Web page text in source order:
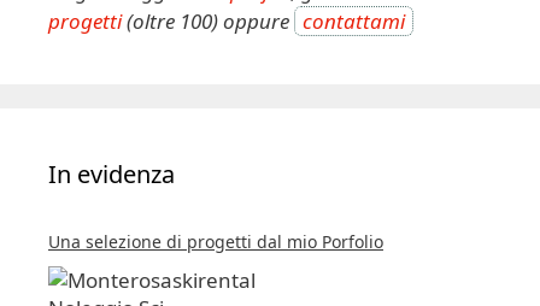
progetti(oltre 100) oppure contattami
In evidenza
Una selezione di progetti dal mio Porfolio